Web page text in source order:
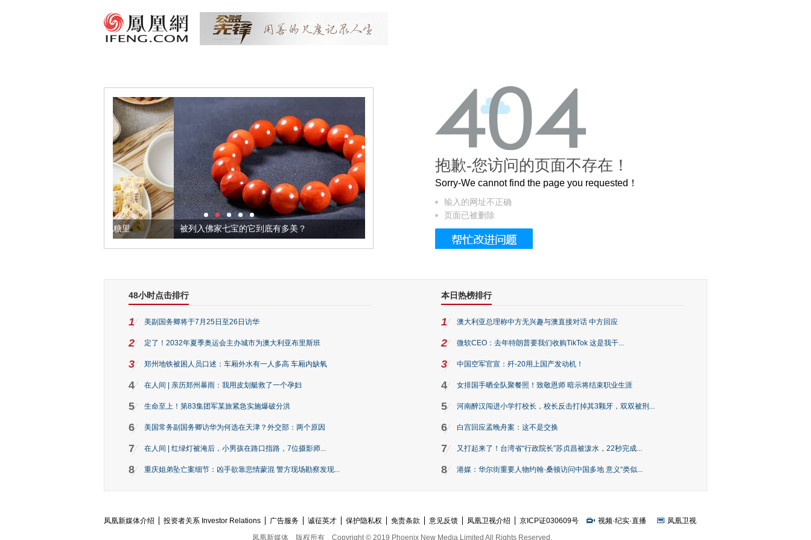
被列入佛家七宝的它到底有多美？ 这个3.2米的长卷，还原了600岁的紫禁城
抱歉-您访问的页面不存在！
Sorry-We cannot find the page you requested！
输入的网址不正确
页面已被删除
48小时点击排行
1 美副国务卿将于7月25日至26日访华
2 定了！2032年夏季奥运会主办城市为澳大利亚布里斯班
3 郑州地铁被困人员口述：车厢外水有一人多高 车厢内缺氧
4 在人间 | 亲历郑州暴雨：我用皮划艇救了一个孕妇
5 生命至上！第83集团军某旅紧急实施爆破分洪
6 美国常务副国务卿访华为何选在天津？外交部：两个原因
7 在人间 | 红绿灯被淹后，小男孩在路口指路，7位摄影师...
8 重庆姐弟坠亡案细节：凶手欲靠悲情蒙混 警方现场勘察发现...
本日热榜排行
1 澳大利亚总理称中方无兴趣与澳直接对话 中方回应
2 微软CEO：去年特朗普要我们收购TikTok 这是我干...
3 中国空军官宣：歼-20用上国产发动机！
4 女排国手晒全队聚餐照！致敬恩师 暗示将结束职业生涯
5 河南醉汉闯进小学打校长，校长反击打掉其3颗牙，双双被刑...
6 白宫回应孟晚舟案：这不是交换
7 又打起来了！台湾省“行政院长”苏贞昌被泼水，22秒完成...
8 港媒：华尔街重要人物约翰·桑顿访问中国多地 意义“类似...
凤凰新媒体介绍 投资者关系 Investor Relations 广告服务 诚征英才 保护隐私权 免责条款 意见反馈 凤凰卫视介绍 京ICP证030609号 视频·纪实·直播
凤凰卫视
凤凰新媒体
版权所有 Copyright © 2019 Phoenix New Media Limited All Rights Reserved.